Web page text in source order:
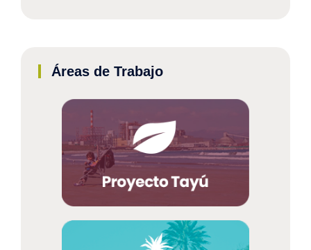
Áreas de Trabajo